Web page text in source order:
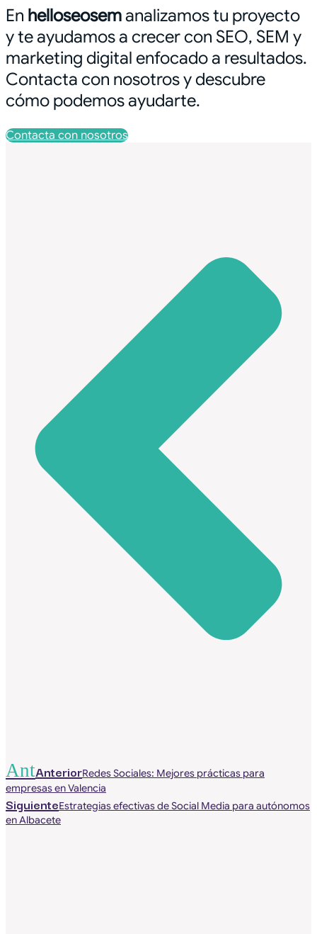
En helloseosemanalizamos tu proyecto
y te ayudamos a crecer con SEO, SEM y
marketing digital enfocado a resultados.
Contacta con nosotros y descubre
cómo podemos ayudarte.
Contacta con nosotros
AntAnteriorRedes Sociales: Mejores prácticas para
empresas en Valencia
SiguienteEstrategias efectivas de Social Media para autónomos
en Albacete